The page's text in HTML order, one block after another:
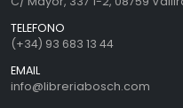
TELEFONO
(+34) 93 683 13 44
EMAIL
info@libreriabosch.com